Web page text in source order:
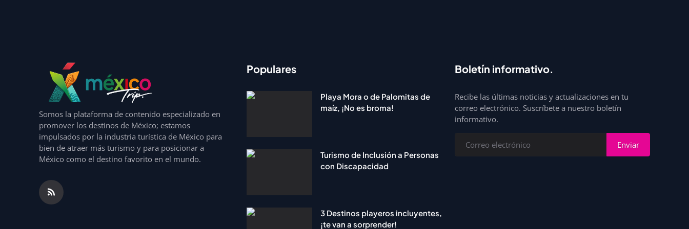
Somos la plataforma de contenido especializado en
promover los destinos de México; estamos
impulsados por la industria turística de México para
bien de atraer más turismo y para posicionar a
México como el destino favorito en el mundo.
Populares
Playa Mora o de Palomitas de
maíz, ¡No es broma!
Turismo de Inclusión a Personas
con Discapacidad
3 Destinos playeros incluyentes,
¡te van a sorprender!
Boletín informativo.
Recibe las últimas noticias y actualizaciones en tu
correo electrónico. Suscríbete a nuestro boletín
informativo.
Enviar